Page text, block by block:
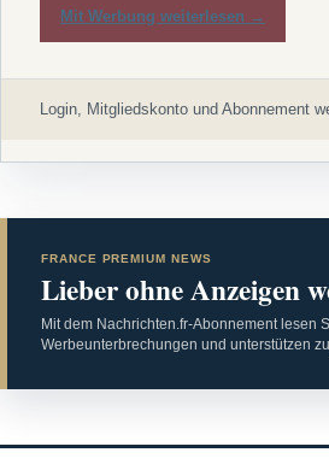
Mit Werbung weiterlesen →
Login, Mitgliedskonto und Abonnement
FRANCE PREMIUM NEWS
Lieber ohne Anzeigen
Mit dem Nachrichten.fr-Abonnement lesen
Werbeunterbrechungen und unterstützen